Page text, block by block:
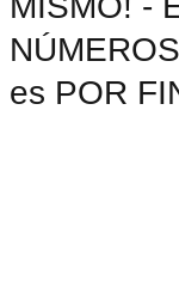
es POR